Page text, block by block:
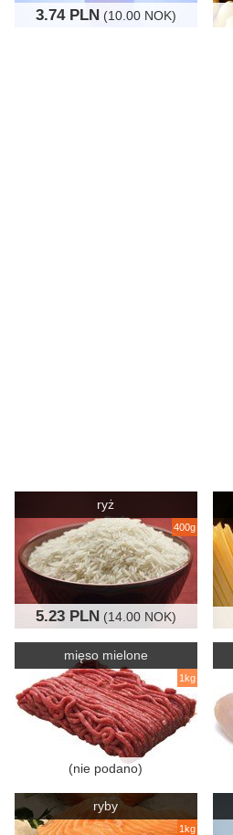
3.74 PLN (10.00 NOK)
ryż
400g
5.23 PLN (14.00 NOK)
mięso mielone
1kg
(nie podano)
ryby
1kg